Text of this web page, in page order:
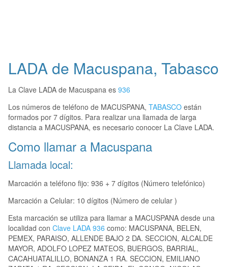
LADA de Macuspana, Tabasco
La Clave LADA de Macuspana es 936
Los números de teléfono de MACUSPANA, TABASCO están
formados por 7 dígitos. Para realizar una llamada de larga
distancia a MACUSPANA, es necesario conocer La Clave LADA.
Como llamar a Macuspana
Llamada local:
Marcación a teléfono fijo: 936 + 7 dígitos (Número telefónico)
Marcación a Celular: 10 dígitos (Número de celular )
Esta marcación se utiliza para llamar a MACUSPANA desde una
localidad con Clave LADA 936 como: MACUSPANA, BELEN,
PEMEX, PARAISO, ALLENDE BAJO 2 DA. SECCION, ALCALDE
MAYOR, ADOLFO LOPEZ MATEOS, BUERGOS, BARRIAL,
CACAHUATALILLO, BONANZA 1 RA. SECCION, EMILIANO